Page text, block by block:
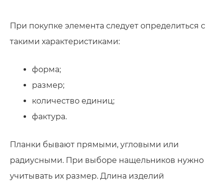
При покупке элемента следует определиться с
такими характеристиками:
форма;
размер;
количество единиц;
фактура.
Планки бывают прямыми, угловыми или
радиусными. При выборе нащельников нужно
учитывать их размер. Длина изделий